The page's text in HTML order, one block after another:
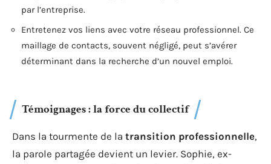
par l’entreprise.
Entretenez vos liens avec votre réseau professionnel. Ce
maillage de contacts, souvent négligé, peut s’avérer
déterminant dans la recherche d’un nouvel emploi.
Témoignages : la force du collectif
Dans la tourmente de la transition professionnelle,
la parole partagée devient un levier. Sophie, ex-